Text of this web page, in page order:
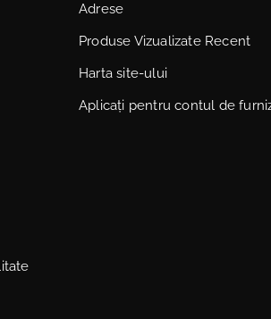
Adrese
Produse Vizualizate Recent
Harta site-ului
Aplicați pentru contul de